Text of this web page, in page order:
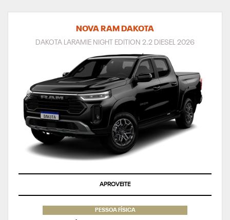
NOVA RAM DAKOTA
DAKOTA LARAMIE NIGHT EDITION 2.2 DIESEL 2026
APROVEITE
PESSOA FÍSICA